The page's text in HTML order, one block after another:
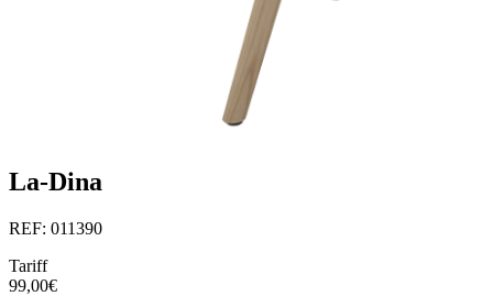
La-Dina
REF: 011390
Tariff
99,00€